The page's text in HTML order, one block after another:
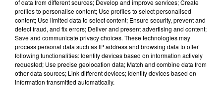
ALEX WARREN
Passenger
DUA LIPA
Houdini
21h16
21h16 21h11
21h11
of data from different sources; Develop and improve services; Create
profiles to personalise content; Use profiles to select personalised
content; Use limited data to select content; Ensure security, prevent and
detect fraud, and fix errors; Deliver and present advertising and content;
Save and communicate privacy choices. These technologies may
process personal data such as IP address and browsing data to offer
following functionalities: Identify devices based on information actively
requested; Use precise geolocation data; Match and combine data from
other data sources; Link different devices; Identify devices based on
information transmitted automatically.